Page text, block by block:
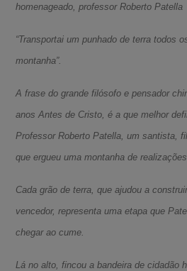
homenageado, professor Roberto Patella
“Transportai um punhado de terra todos
montanha”.
A frase do grande filósofo e pensador
anos Antes de Cristo, é a que melhor
Professor Roberto Patella, um santista,
que ergueu uma montanha de
Cada grão de terra, que ajudou a
vencedor, representa uma etapa que
chegar ao cume.
Lá no alto, fincou a bandeira de cidadão